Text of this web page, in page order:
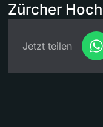
Zürcher
Jetzt teilen